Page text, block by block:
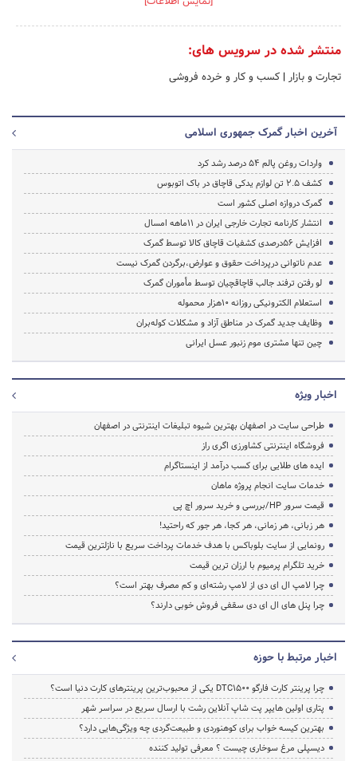
منتشر شده در سرویس های:
تجارت و بازار | کسب و کار و خرده فروشی
آخرین اخبار گمرک جمهوری اسلامی
واردات روغن پالم ۵۴ درصد رشد کرد
کشف 2.5 تن لوازم یدکی قاچاق در باک اتوبوس
گمرک دروازه اصلی کشور است
انتشار کارنامه تجارت خارجی ایران در 11ماهه امسال
افزایش 56درصدی کشفیات قاچاق کالا توسط گمرک
عدم ناتوانی درپرداخت حقوق و عوارض،برگردن گمرک نیست
لو رفتن ترفند جالب قاچاقچیان توسط مأموران گمرک
استعلام الکترونیکی روزانه 10هزار محموله
وظایف جدید گمرک در مناطق آزاد و مشکلات کوله‌بران
چین تنها مشتری موم زنبور عسل ایرانی
اخبار ویژه
طراحی سایت در اصفهان بهترین شیوه تبلیغات اینترنتی در اصفهان
فروشگاه اینترنتی کشاورزی اگری راز
ایده های طلایی برای کسب درآمد از اینستاگرام
خدمات سایت انجام پروژه ماهان
قیمت سرور HP/بررسی و خرید سرور اچ پی
هر زبانی، هر زمانی، هر کجا، هر جور که راحتید!
رونمایی از سایت بلوباکس با هدف خدمات پرداخت سریع با نازلترین قیمت
خرید تلگرام پرمیوم با ارزان ترین قیمت
چرا لامپ ال ای دی از لامپ رشته‌ای و کم مصرف بهتر است؟
چرا پنل های ال ای دی سقفی فروش خوبی دارند؟
اخبار مرتبط با حوزه
چرا پرینتر کارت فارگو DTC1500 یکی از محبوب‌ترین پرینترهای کارت دنیا است؟
پتاری اولین هایپر پت شاپ آنلاین رشت با ارسال سریع در سراسر شهر
بهترین کیسه خواب برای کوهنوردی و طبیعت‌گردی چه ویژگی‌هایی دارد؟
دیسپلی مرغ سوخاری چیست ؟ معرفی تولید کننده